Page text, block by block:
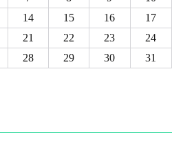
14 15 16
17
21 22 23
24
28 29 30 31